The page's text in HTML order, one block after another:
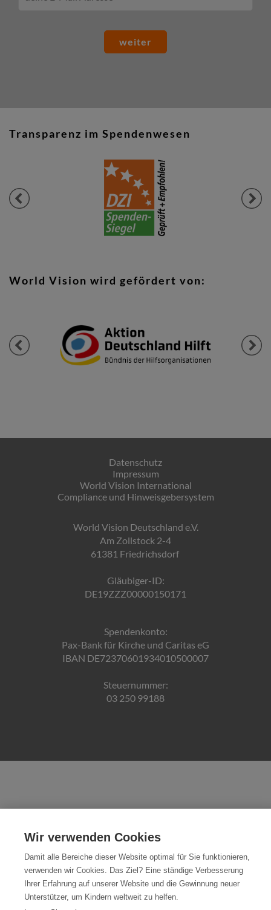
weiter
Transparenz im Spendenwesen
Previous Next
World Vision wird gefördert von:
Previous Next
Datenschutz
Impressum
World Vision International
Compliance und Hinweisgebersystem
World Vision Deutschland e.V.
Am Zollstock 2-4
61381 Friedrichsdorf
Gläubiger-ID:
DE19ZZZ00000150171
Spendenkonto:
Pax-Bank für Kirche und Caritas eG
IBAN DE72370601934010500007
Steuernummer:
03 250 99188
Wir verwenden Cookies
Damit alle Bereiche dieser Website optimal für Sie funktionieren,
verwenden wir Cookies. Das Ziel? Eine ständige Verbesserung
Ihrer Erfahrung auf unserer Website und die Gewinnung neuer
Unterstützer, um Kindern weltweit zu helfen.